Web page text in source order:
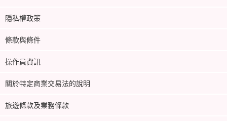
隱私權政策
條款與條件
操作員資訊
關於特定商業交易法的說明
旅遊條款及業務條款